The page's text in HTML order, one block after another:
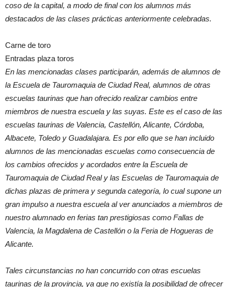
coso de la capital, a modo de final con los alumnos más
destacados de las clases prácticas anteriormente celebradas.
Carne de toro
Entradas plaza toros
En las mencionadas clases participarán, además de alumnos de
la Escuela de Tauromaquia de Ciudad Real, alumnos de otras
escuelas taurinas que han ofrecido realizar cambios entre
miembros de nuestra escuela y las suyas. Este es el caso de las
escuelas taurinas de Valencia, Castellón, Alicante, Córdoba,
Albacete, Toledo y Guadalajara. Es por ello que se han incluido
alumnos de las mencionadas escuelas como consecuencia de
los cambios ofrecidos y acordados entre la Escuela de
Tauromaquia de Ciudad Real y las Escuelas de Tauromaquia de
dichas plazas de primera y segunda categoría, lo cual supone un
gran impulso a nuestra escuela al ver anunciados a miembros de
nuestro alumnado en ferias tan prestigiosas como Fallas de
Valencia, la Magdalena de Castellón o la Feria de Hogueras de
Alicante.
Tales circunstancias no han concurrido con otras escuelas
taurinas de la provincia, ya que no existía la posibilidad de ofrecer